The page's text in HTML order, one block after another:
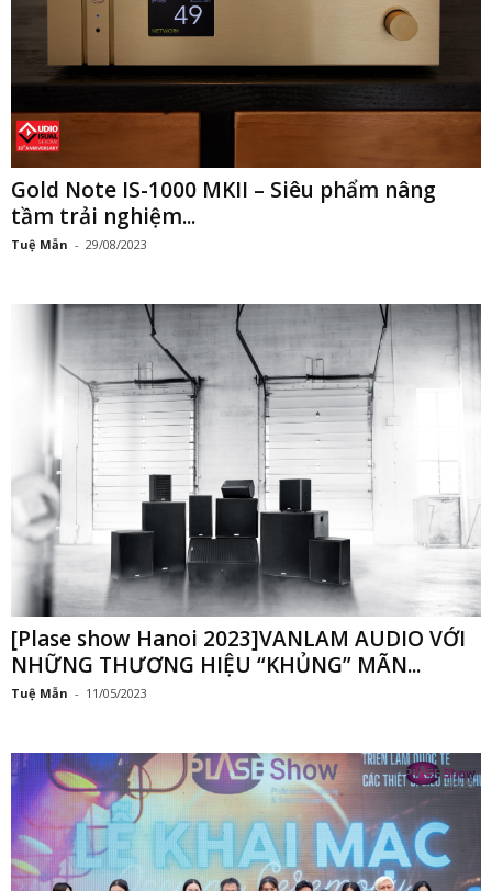
Gold Note IS-1000 MKII – Siêu phẩm nâng
tầm trải nghiệm...
Tuệ Mẫn - 29/08/2023
[Plase show Hanoi 2023]VANLAM AUDIO VỚI
NHỮNG THƯƠNG HIỆU “KHỦNG” MÃN...
Tuệ Mẫn - 11/05/2023